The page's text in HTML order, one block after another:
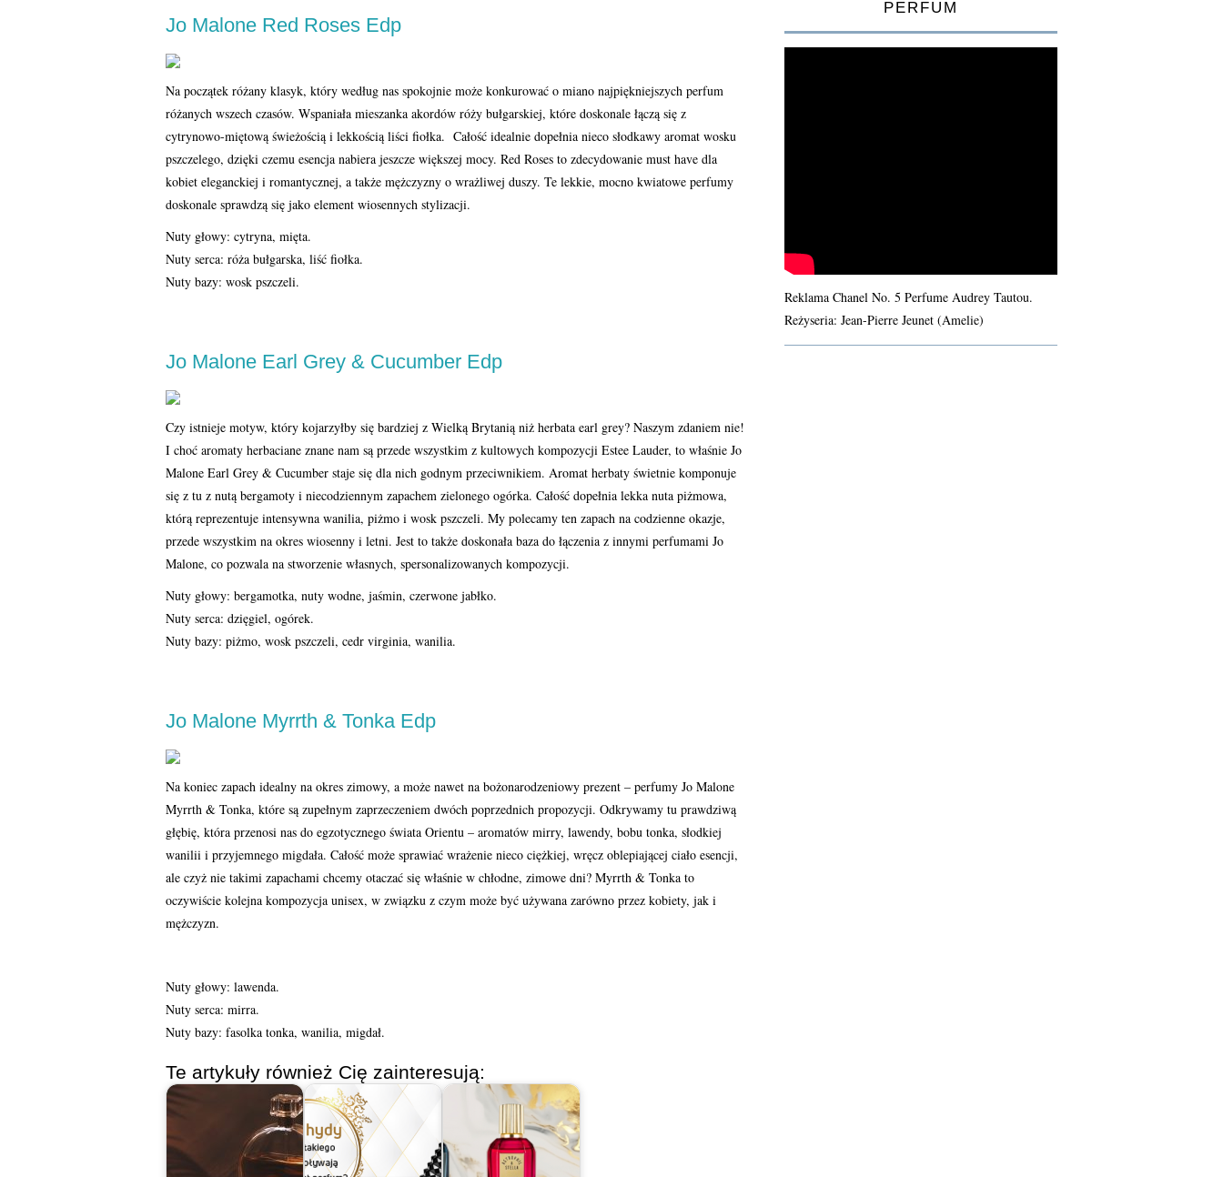
Jo Malone Red Roses Edp
Na początek różany klasyk, który według nas spokojnie może konkurować o miano najpiękniejszych perfum
różanych wszech czasów. Wspaniała mieszanka akordów róży bułgarskiej, które doskonale łączą się z
cytrynowo-miętową świeżością i lekkością liści fiołka. Całość idealnie dopełnia nieco słodkawy aromat wosku
pszczelego, dzięki czemu esencja nabiera jeszcze większej mocy. Red Roses to zdecydowanie must have dla
kobiet eleganckiej i romantycznej, a także mężczyzny o wrażliwej duszy. Te lekkie, mocno kwiatowe perfumy
doskonale sprawdzą się jako element wiosennych stylizacji.
Nuty głowy: cytryna, mięta.
Nuty serca: róża bułgarska, liść fiołka.
Nuty bazy: wosk pszczeli.
Jo Malone Earl Grey & Cucumber Edp
Czy istnieje motyw, który kojarzyłby się bardziej z Wielką Brytanią niż herbata earl grey? Naszym zdaniem nie!
I choć aromaty herbaciane znane nam są przede wszystkim z kultowych kompozycji Estee Lauder, to właśnie Jo
Malone Earl Grey & Cucumber staje się dla nich godnym przeciwnikiem. Aromat herbaty świetnie komponuje
się z tu z nutą bergamoty i niecodziennym zapachem zielonego ogórka. Całość dopełnia lekka nuta piżmowa,
którą reprezentuje intensywna wanilia, piżmo i wosk pszczeli. My polecamy ten zapach na codzienne okazje,
przede wszystkim na okres wiosenny i letni. Jest to także doskonała baza do łączenia z innymi perfumami Jo
Malone, co pozwala na stworzenie własnych, spersonalizowanych kompozycji.
Nuty głowy: bergamotka, nuty wodne, jaśmin, czerwone jabłko.
Nuty serca: dzięgiel, ogórek.
Nuty bazy: piżmo, wosk pszczeli, cedr virginia, wanilia.
Jo Malone Myrrth & Tonka Edp
Na koniec zapach idealny na okres zimowy, a może nawet na bożonarodzeniowy prezent – perfumy Jo Malone
Myrrth & Tonka, które są zupełnym zaprzeczeniem dwóch poprzednich propozycji. Odkrywamy tu prawdziwą
głębię, która przenosi nas do egzotycznego świata Orientu – aromatów mirry, lawendy, bobu tonka, słodkiej
wanilii i przyjemnego migdała. Całość może sprawiać wrażenie nieco ciężkiej, wręcz oblepiającej ciało esencji,
ale czyż nie takimi zapachami chcemy otaczać się właśnie w chłodne, zimowe dni? Myrrth & Tonka to
oczywiście kolejna kompozycja unisex, w związku z czym może być używana zarówno przez kobiety, jak i
mężczyzn.
Nuty głowy: lawenda.
Nuty serca: mirra.
Nuty bazy: fasolka tonka, wanilia, migdał.
Te artykuły również Cię zainteresują:
PERFUM
Reklama Chanel No. 5 Perfume Audrey Tautou.
Reżyseria: Jean-Pierre Jeunet (Amelie)